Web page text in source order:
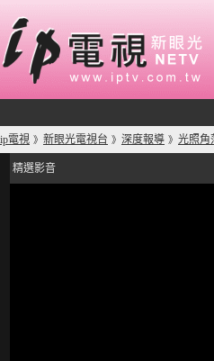
ip電視 》 新眼光電視台 》 深度報導 》 光照角
精選影音